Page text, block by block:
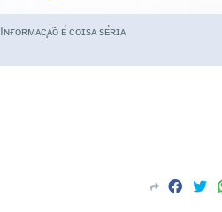
Iɴғᴏʀᴍᴀᴄ̧ᴀ̃ᴏ ᴇ́ ᴄᴏɪsᴀ sᴇ́ʀɪᴀ